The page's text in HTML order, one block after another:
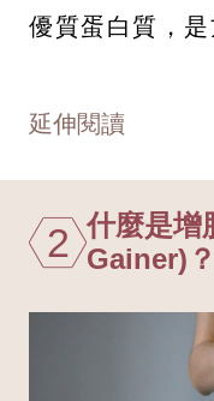
優質蛋白質，是
延伸閱讀
2 什麼是增
Gainer)？